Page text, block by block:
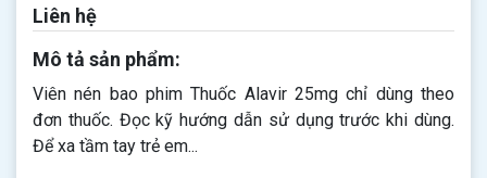
Liên hệ
Mô tả sản phẩm:
Viên nén bao phim Thuốc Alavir 25mg chỉ dùng theo
đơn thuốc. Đọc kỹ hướng dẫn sử dụng trước khi dùng.
Để xa tầm tay trẻ em...